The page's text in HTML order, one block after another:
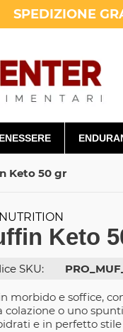
SPEDIZIONE
Keto 50 gr
Keto
SKU:
morbido e soffice,
colazione o uno
e in perfetto